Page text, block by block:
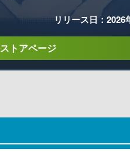
リリース日：2026
トアページ